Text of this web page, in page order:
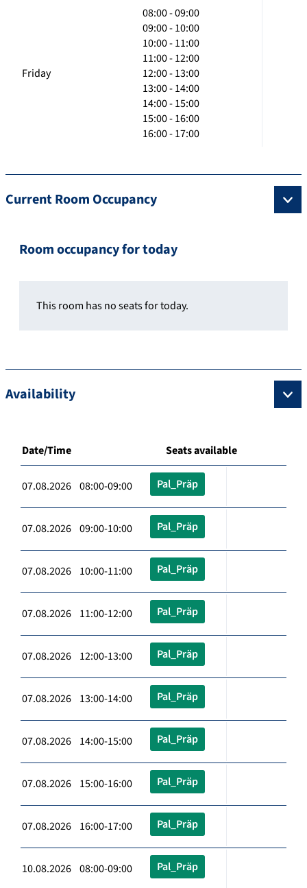
Friday
08:00 - 09:00
09:00 - 10:00
10:00 - 11:00
11:00 - 12:00
12:00 - 13:00
13:00 - 14:00
14:00 - 15:00
15:00 - 16:00
16:00 - 17:00
Current Room Occupancy
Room occupancy for today
This room has no seats for today.
Availability
Date/Time Seats available
07.08.2026 08:00-09:00 Pal_Präp
07.08.2026 09:00-10:00 Pal_Präp
07.08.2026 10:00-11:00 Pal_Präp
07.08.2026 11:00-12:00 Pal_Präp
07.08.2026 12:00-13:00 Pal_Präp
07.08.2026 13:00-14:00 Pal_Präp
07.08.2026 14:00-15:00 Pal_Präp
07.08.2026 15:00-16:00 Pal_Präp
07.08.2026 16:00-17:00 Pal_Präp
10.08.2026 08:00-09:00 Pal_Präp